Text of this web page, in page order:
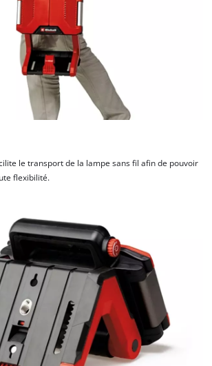
le transport de la lampe sans fil afin de pouvoir
flexibilité.